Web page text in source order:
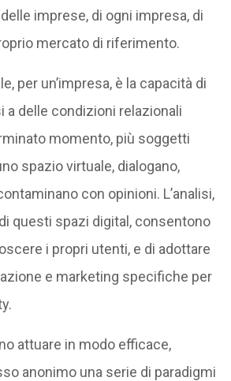
imprese, di ogni impresa, di
mercato di riferimento.
per un’impresa, è la capacità di
a delle condizioni relazionali
momento, più soggetti
spazio virtuale, dialogano,
con opinioni. L’analisi,
questi spazi digital, consentono
i propri utenti, e di adottare
e marketing specifiche per
attuare in modo efficace,
anonimo una serie di paradigmi